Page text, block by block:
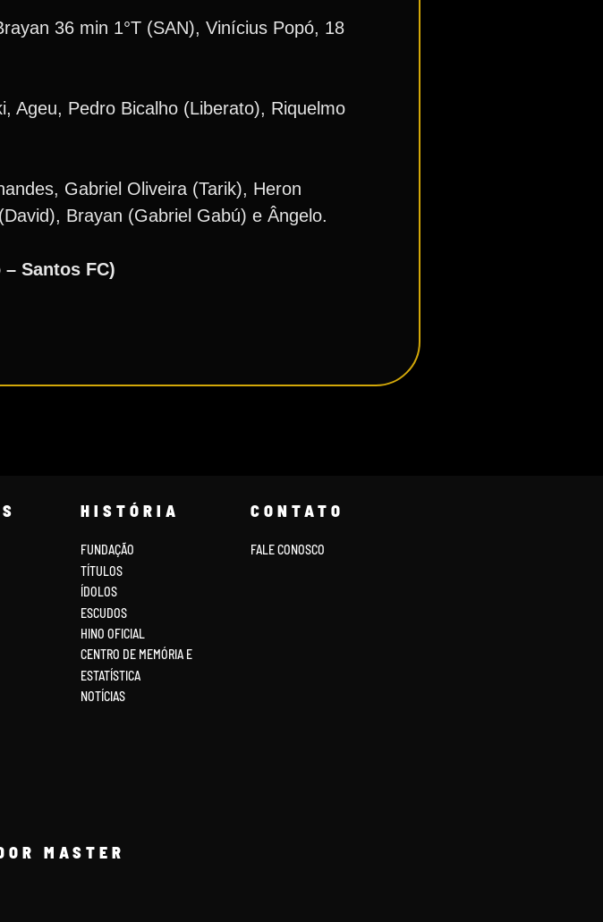
36 min 1°T (SAN), Vinícius Popó, 18
Ageu, Pedro Bicalho (Liberato), Riquelmo
Gabriel Oliveira (Tarik), Heron
Brayan (Gabriel Gabú) e Ângelo.
Santos FC)
HISTÓRIA
FUNDAÇÃO
TÍTULOS
ÍDOLOS
ESCUDOS
HINO OFICIAL
CENTRO DE MEMÓRIA E
ESTATÍSTICA
NOTÍCIAS
CONTATO
FALE CONOSCO
MASTER